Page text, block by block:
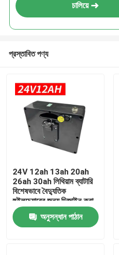
চালিয়ে
প্রস্তাবিত পণ্য
24V 12ah 13ah 20ah
26ah 30ah লিথিয়াম ব্যাটারি
বিশেষভাবে বৈদ্যুতিক
হুইলচেয়ারের জন্য ডিজাইন করা
হয়েছে
অনুসন্ধান পাঠান